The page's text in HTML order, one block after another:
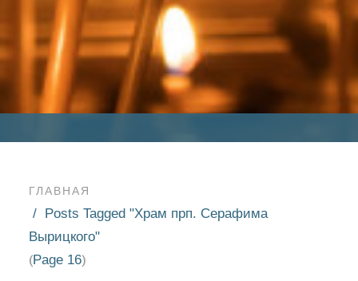
ГЛАВНАЯ
Posts Tagged "Храм прп. Серафима
Вырицкого"
(Page 16)